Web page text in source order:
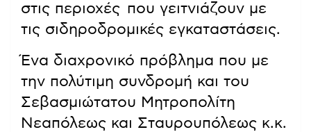
στις περιοχές που γειτνιάζουν με
τις σιδηροδρομικές εγκαταστάσεις.
Ένα διαχρονικό πρόβλημα που με
την πολύτιμη συνδρομή και του
Σεβασμιώτατου Μητροπολίτη
Νεαπόλεως και Σταυρουπόλεως κ.κ.